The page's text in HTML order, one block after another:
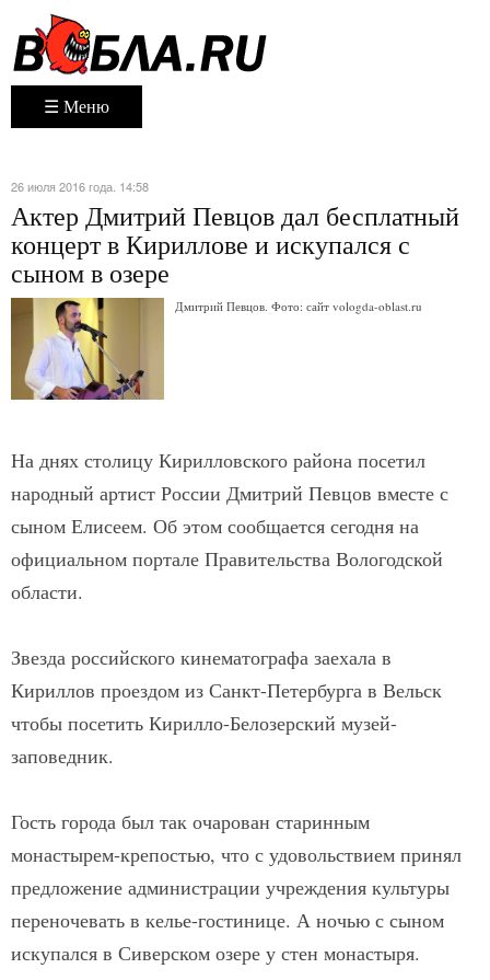
☰ Меню
26 июля 2016 года. 14:58
Актер Дмитрий Певцов дал бесплатный
концерт в Кириллове и искупался с
сыном в озере
Дмитрий Певцов. Фото: сайт vologda-oblast.ru
На днях столицу Кирилловского района посетил
народный артист России Дмитрий Певцов вместе с
сыном Елисеем. Об этом сообщается сегодня на
официальном портале Правительства Вологодской
области.
Звезда российского кинематографа заехала в
Кириллов проездом из Санкт-Петербурга в Вельск
чтобы посетить Кирилло-Белозерский музей-
заповедник.
Гость города был так очарован старинным
монастырем-крепостью, что с удовольствием принял
предложение администрации учреждения культуры
переночевать в келье-гостинице. А ночью с сыном
искупался в Сиверском озере у стен монастыря.